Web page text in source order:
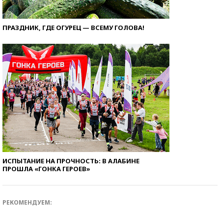
ПРАЗДНИК, ГДЕ ОГУРЕЦ — ВСЕМУ ГОЛОВА!
ИСПЫТАНИЕ НА ПРОЧНОСТЬ: В АЛАБИНЕ
ПРОШЛА «ГОНКА ГЕРОЕВ»
РЕКОМЕНДУЕМ: